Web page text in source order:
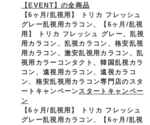
【EVENT】の全商品
【6ヶ月/乱視用】 トリカ フレッシュ
グレー乱視用カラコン、
【6ヶ月/乱視
用】 トリカ フレッシュ グレー、乱視
用カラコン、乱視カラコン、格安乱視
用カラコン、激安乱視用カラコン、乱
視用カラーコンタクト、韓国乱視カラ
コン、遠視用カラコン、遠視カラコ
ン、格安乱視用カラコン専門店のスタ
ートキャンペーンスタートキャンペー
ン
【6ヶ月/乱視用】 トリカ フレッシュ
グレー乱視用カラコン、
【6ヶ月/乱視